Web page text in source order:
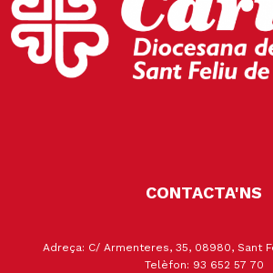
CONTACTA'NS
Adreça: C/ Armenteres, 35, 08980, Sant
Telèfon: 93 652 57 70